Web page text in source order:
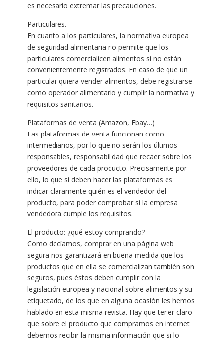
es necesario extremar las precauciones.
Particulares.
En cuanto a los particulares, la normativa europea
de seguridad alimentaria no permite que los
particulares comercialicen alimentos si no están
convenientemente registrados. En caso de que un
particular quiera vender alimentos, debe registrarse
como operador alimentario y cumplir la normativa y
requisitos sanitarios.
Plataformas de venta (Amazon, Ebay…)
Las plataformas de venta funcionan como
intermediarios, por lo que no serán los últimos
responsables, responsabilidad que recaer sobre los
proveedores de cada producto. Precisamente por
ello, lo que sí deben hacer las plataformas es
indicar claramente quién es el vendedor del
producto, para poder comprobar si la empresa
vendedora cumple los requisitos.
El producto: ¿qué estoy comprando?
Como decíamos, comprar en una página web
segura nos garantizará en buena medida que los
productos que en ella se comercializan también son
seguros, pues éstos deben cumplir con la
legislación europea y nacional sobre alimentos y su
etiquetado, de los que en alguna ocasión les hemos
hablado en esta misma revista. Hay que tener claro
que sobre el producto que compramos en internet
debemos recibir la misma información que si lo